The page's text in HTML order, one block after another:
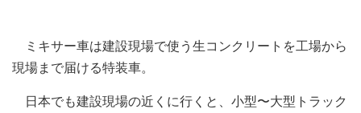
ミキサー車は建設現場で使う生コンクリートを工場から
現場まで届ける特装車。
日本でも建設現場の近くに行くと、小型〜大型トラック